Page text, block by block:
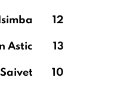
12
Astic 13
10